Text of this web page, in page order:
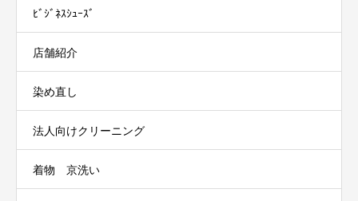
ﾋﾞｼﾞﾈｽｼｭｰｽﾞ
店舗紹介
染め直し
法人向けクリーニング
着物 京洗い